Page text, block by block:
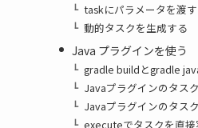
taskにパラメータを渡す
動的タスクを生成する
Java プラグインを使う
gradle buildとgradle
Javaプラグインのタスク
Javaプラグインのタス
executeでタスクを直接